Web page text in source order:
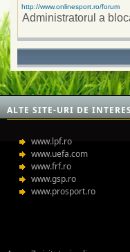
http://www.onlinesport.ro/forum
Administratorul a
ALTE SITE-URI DE
www.lpf.ro
www.uefa.com
www.frf.ro
www.gsp.ro
www.prosport.ro